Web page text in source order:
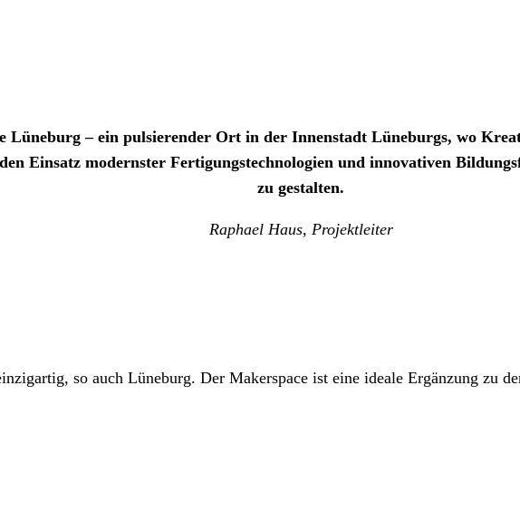
Lüneburg – ein pulsierender Ort in der Innenstadt Lüneburgs, wo
Einsatz modernster Fertigungstechnologien und innovativen
zu gestalten.
Raphael Haus, Projektleiter
so auch Lüneburg. Der Makerspace ist eine ideale Ergänzung zu